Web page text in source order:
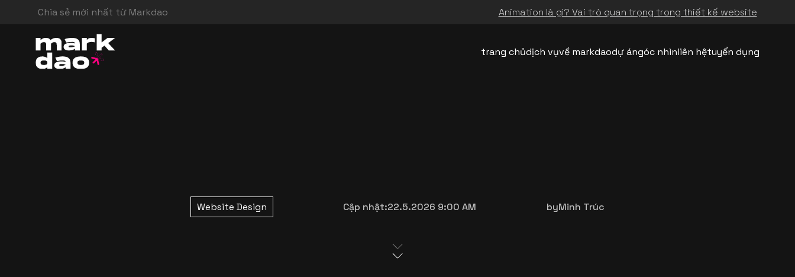
Chia sẻ mới nhất từ Markdao Animation là gì? Vai trò quan trọng trong thiết kế website
trang chủdịch vụvề markdaodự ángóc nhìnliên hệtuyển dụng
Website Design Cập nhật:22.5.2026 9:00 AM byMinh Trúc